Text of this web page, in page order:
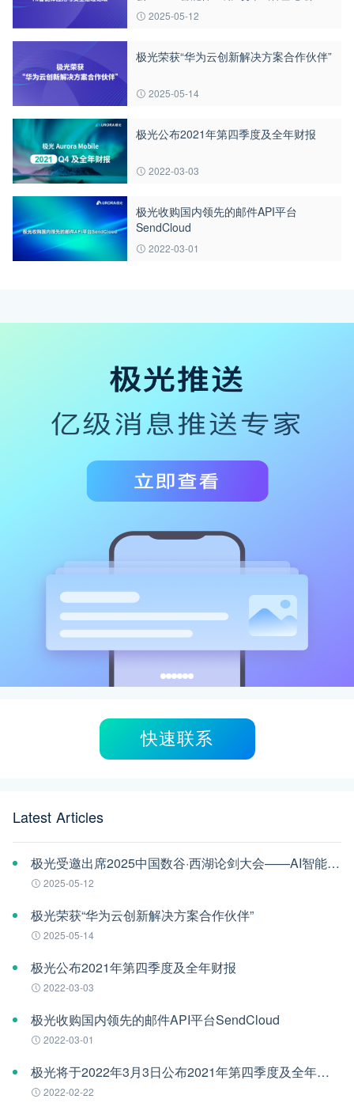
2025-05-12
极光荣获“华为云创新解决方案合作伙伴”
2025-05-14
极光公布2021年第四季度及全年财报
2022-03-03
极光收购国内领先的邮件API平台
SendCloud
2022-03-01
快速联系
Latest Articles
极光受邀出席2025中国数谷·西湖论剑大会——AI智能体应用与安全治理论坛
2025-05-12
极光荣获“华为云创新解决方案合作伙伴”
2025-05-14
极光公布2021年第四季度及全年财报
2022-03-03
极光收购国内领先的邮件API平台SendCloud
2022-03-01
极光将于2022年3月3日公布2021年第四季度及全年财报
2022-02-22